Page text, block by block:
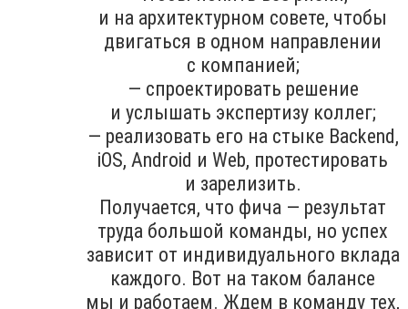
и на архитектурном совете, чтобы
двигаться в одном направлении
с компанией;
— спроектировать решение
и услышать экспертизу коллег;
— реализовать его на стыке Backend,
iOS, Android и Web, протестировать
и зарелизить.
Получается, что фича — результат
труда большой команды, но успех
зависит от индивидуального вклада
каждого. Вот на таком балансе
мы и работаем. Ждем в команду тех,